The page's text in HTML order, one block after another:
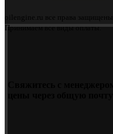
oilengine.ru все права
Принимаем все виды оплаты.